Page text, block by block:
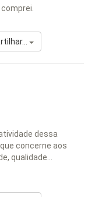
dessa
concerne aos
qualidade...